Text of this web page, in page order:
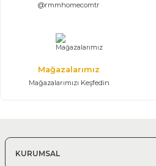
@rmmhomecomtr
Mağazalarımız
Mağazalarımızı Keşfedin
KURUMSAL